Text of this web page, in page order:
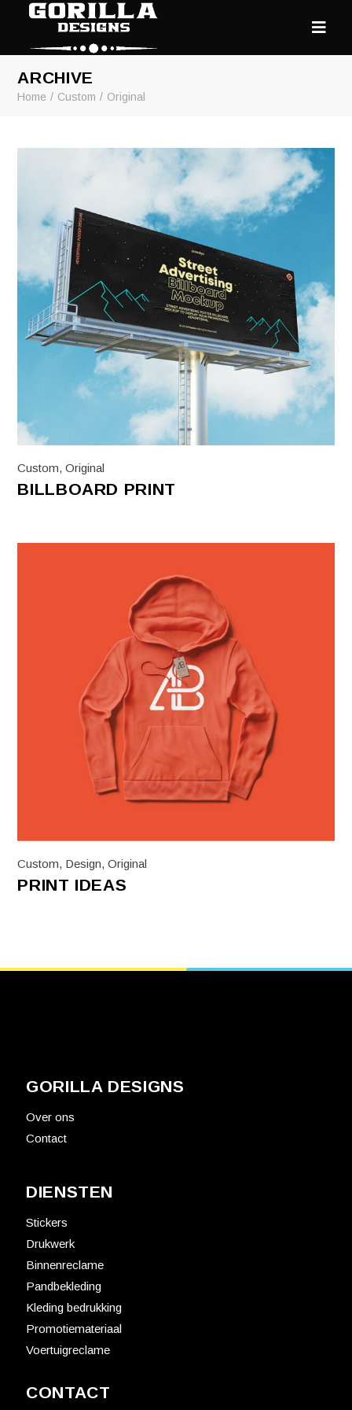
ARCHIVE
Home Custom Original
Custom,Original
BILLBOARD PRINT
Custom, Design,Original
PRINT IDEAS
GORILLA DESIGNS
Over ons
Contact
DIENSTEN
Stickers
Drukwerk
Binnenreclame
Pandbekleding
Kleding bedrukking
Promotiemateriaal
Voertuigreclame
CONTACT